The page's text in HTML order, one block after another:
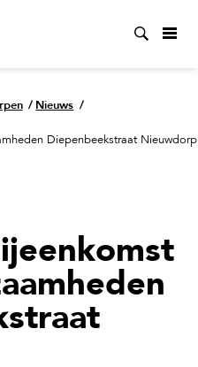
/ Nieuws /
Diepenbeekstraat Nieuwdorp